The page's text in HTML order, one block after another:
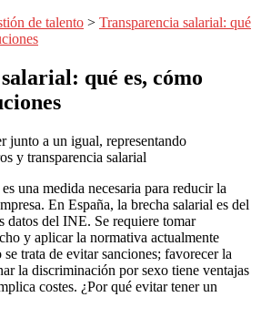
de talento > Transparencia salarial: qué
qué es, cómo
una medida necesaria para reducir la
En España, la brecha salarial es del
datos del INE. Se requiere tomar
y aplicar la normativa actualmente
trata de evitar sanciones; favorecer la
la discriminación por sexo tiene ventajas
costes. ¿Por qué evitar tener un